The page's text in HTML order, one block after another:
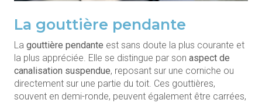
La gouttière pendante
La gouttière pendante est sans doute la plus courante et
la plus appréciée. Elle se distingue par son aspect de
canalisation suspendue, reposant sur une corniche ou
directement sur une partie du toit. Ces gouttières,
souvent en demi-ronde, peuvent également être carrées,